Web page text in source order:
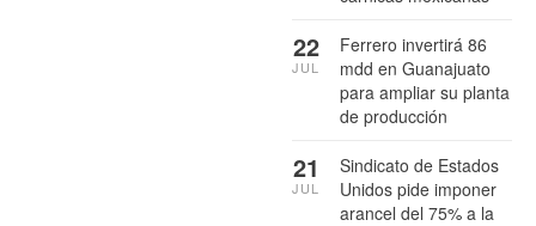
Ferrero invertirá 86
mdd en Guanajuato
para ampliar su planta
de producción
22
JUL
Sindicato de Estados
Unidos pide imponer
arancel del 75% a la
21
JUL